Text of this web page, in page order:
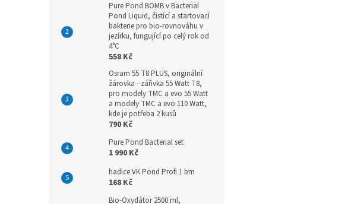
Pure Pond BOMB v Bacterial
Pond Liquid, čistící a startovací
bakterie pro bio-rovnováhu v
jezírku, fungující po celý rok od
4°C
558 Kč
Osram 55 T8 PLUS, originální
žárovka - zářivka 55 Watt T8,
pro modely TMC a evo 55 Watt
a modely TMC a evo 110 Watt,
kde je potřeba 2 kusů
790 Kč
Pure Pond Bacterial set
1 990 Kč
hadice VK Pond Profi 1 bm
168 Kč
Bio-Oxydátor 2500 ml,